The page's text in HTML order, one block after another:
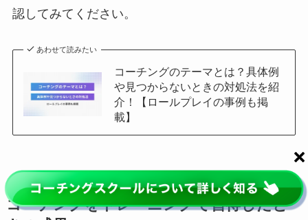
認してみてください。
あわせて読みたい
コーチングのテーマとは？具体例
や見つからないときの対処法を紹
介！【ロールプレイの事例も掲
載】
コーチングをトレーニングで習得したと